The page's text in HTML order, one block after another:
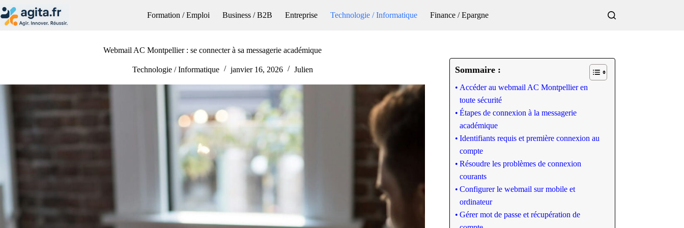
au
contenu
Formation / Emploi Business / B2B Entreprise Technologie / Informatique Finance / Epargne
Webmail AC Montpellier : se connecter à sa messagerie académique
Technologie / Informatique janvier 16, 2026 Julien Sommaire :
Accéder au webmail AC Montpellier en
toute sécurité
Étapes de connexion à la messagerie
académique
Identifiants requis et première connexion au
compte
Résoudre les problèmes de connexion
courants
Configurer le webmail sur mobile et
ordinateur
Gérer mot de passe et récupération de